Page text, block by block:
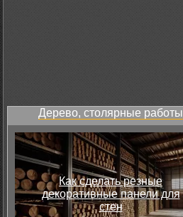
Дерево, столярные работы
Как сделать резные
декоративные панели для
стен